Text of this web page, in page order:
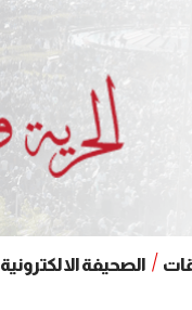
الصحيفة الالكترونية